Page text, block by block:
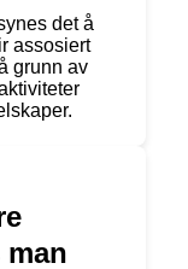
det å
assosiert
grunn av